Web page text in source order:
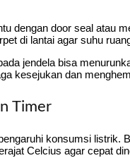
dengan door seal atau
di lantai agar suhu
jendela bisa
kesejukan dan
Timer
konsumsi listrik.
Celcius agar cepat